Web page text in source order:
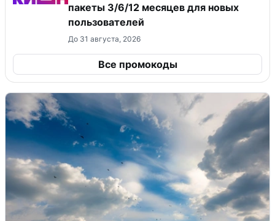
пакеты 3/6/12 месяцев для новых
пользователей
До 31 августа, 2026
Все промокоды